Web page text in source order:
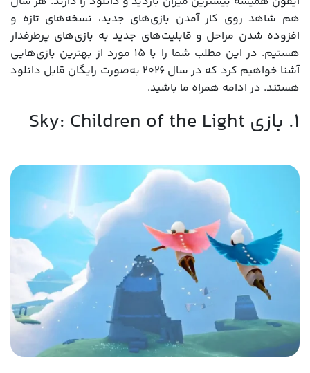
هم شاهد روی کار آمدن بازی‌های جدید، نسخه‌های تازه و
افزوده شدن مراحل و قابلیت‌های جدید به بازی‌های پرطرفدار
هستیم. در این مطلب شما را با 15 مورد از بهترین بازی‌هایی
آشنا خواهیم کرد که در سال ۲۰۲۶ به‌صورت رایگان قابل دانلود
هستند. در ادامه همراه ما باشید.
1. بازی Sky: Children of the Light